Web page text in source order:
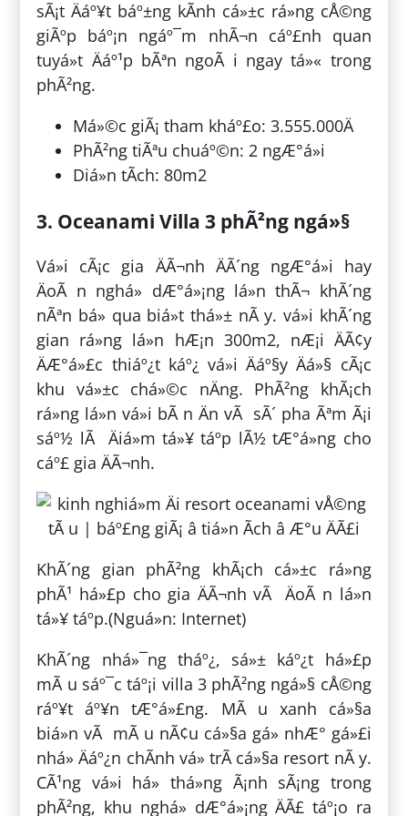
sÃ¡t Äáº¥t báº±ng kÃ­nh cá»±c rá»ng cÅ©ng
giÃºp báº¡n ngáº¯m nhÃ¬n cáº£nh quan
tuyá»t Äáº¹p bÃªn ngoÃ i ngay tá»« trong
phÃ²ng.
Má»©c giÃ¡ tham kháº£o: 3.555.000Ä
PhÃ²ng tiÃªu chuáº©n: 2 ngÆ°á»i
Diá»n tÃ­ch: 80m2
3. Oceanami Villa 3 phÃ²ng ngá»§
Vá»i cÃ¡c gia ÄÃ¬nh ÄÃ´ng ngÆ°á»i hay
ÄoÃ n nghá» dÆ°á»¡ng lá»n thÃ¬ khÃ´ng
nÃªn bá» qua biá»t thá»± nÃ y. vá»i khÃ´ng
gian rá»ng lá»n hÆ¡n 300m2, nÆ¡i ÄÃ¢y
ÄÆ°á»£c thiáº¿t káº¿ vá»i Äáº§y Äá»§ cÃ¡c
khu vá»±c chá»©c nÄng. PhÃ²ng khÃ¡ch
rá»ng lá»n vá»i bÃ n Än vÃ sÃ´ pha Ãªm Ã¡i
sáº½ lÃ Äiá»m tá»¥ táº­p lÃ½ tÆ°á»ng cho
cáº£ gia ÄÃ¬nh.
KhÃ´ng gian phÃ²ng khÃ¡ch cá»±c rá»ng
phÃ¹ há»£p cho gia ÄÃ¬nh vÃ ÄoÃ n lá»n
tá»¥ táº­p.(Nguá»n: Internet)
KhÃ´ng nhá»¯ng tháº¿, sá»± káº¿t há»£p
mÃ u sáº¯c táº¡i villa 3 phÃ²ng ngá»§ cÅ©ng
ráº¥t áº¥n tÆ°á»£ng. MÃ u xanh cá»§a
biá»n vÃ mÃ u nÃ¢u cá»§a gá» nhÆ° gá»£i
nhá» Äáº¿n chÃ­nh vá» trÃ­ cá»§a resort nÃ y.
CÃ¹ng vá»i há» thá»ng Ã¡nh sÃ¡ng trong
phÃ²ng, khu nghá» dÆ°á»¡ng ÄÃ£ táº¡o ra